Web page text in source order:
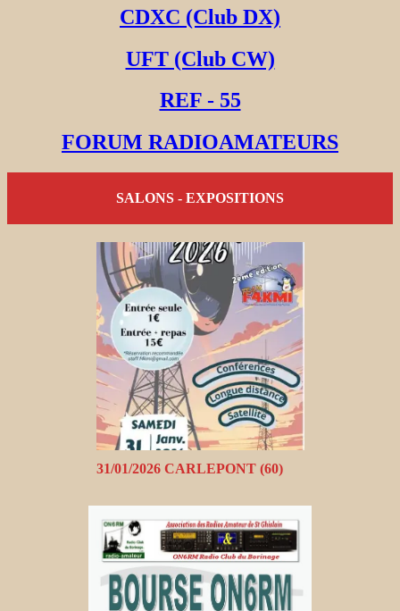
CDXC (Club DX)
UFT (Club CW)
REF - 55
FORUM RADIOAMATEURS
SALONS - EXPOSITIONS
31/01/2026 CARLEPONT (60)